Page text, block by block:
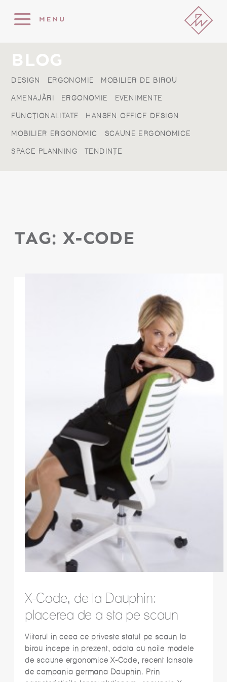
BLOG
DESIGN ERGONOMIE MOBILIER DE BIROU
AMENAJĂRI ERGONOMIE EVENIMENTE
FUNCȚIONALITATE HANSEN OFFICE DESIGN
MOBILIER ERGONOMIC SCAUNE ERGONOMICE
SPACE PLANNING TENDINȚE
TAG: X-CODE
X-Code, de la Dauphin:
placerea de a sta pe scaun
Viitorul in ceea ce priveste statul pe scaun la
birou incepe in prezent, odata cu noile modele
de scaune ergonomice X-Code, recent lansate
de compania germana Dauphin. Prin